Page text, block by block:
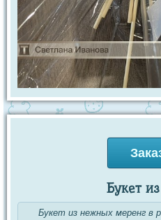
Букет
Букет из нежных меренг в